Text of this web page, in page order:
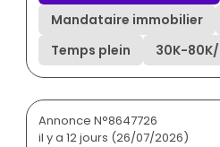
Mandataire immobilier
Temps plein
30K-80K
Annonce N°8647726
il y a 12 jours (26/07/2026)